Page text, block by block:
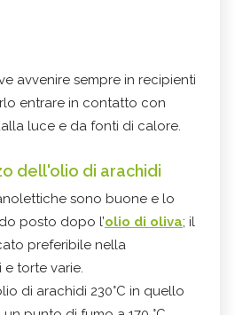
avvenire sempre in recipienti
entrare in contatto con
luce e da fonti di calore.
dell'olio di arachidi
sono buone e lo
posto dopo l’olio di oliva; il
preferibile nella
torte varie.
di arachidi 230°C in quello